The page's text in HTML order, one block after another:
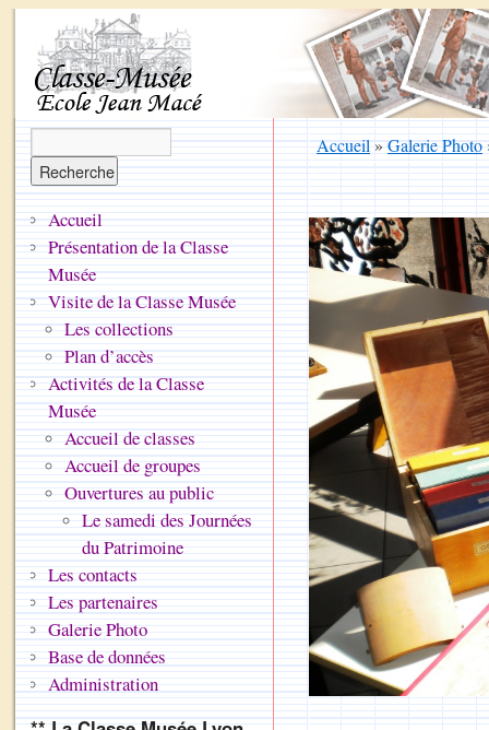
Accueil»Galerie Photo
Accueil
Présentation de la Classe
Musée
Visite de la Classe Musée
Les collections
Plan d’accès
Activités de la Classe
Musée
Accueil de classes
Accueil de groupes
Ouvertures au public
Le samedi des Journées
du Patrimoine
Les contacts
Les partenaires
Galerie Photo
Base de données
Administration